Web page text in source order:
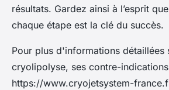
résultats. Gardez ainsi à l’esprit
chaque étape est la clé du succès.
Pour plus d'informations détaillées
cryolipolyse, ses contre-
https://www.cryojetsystem-